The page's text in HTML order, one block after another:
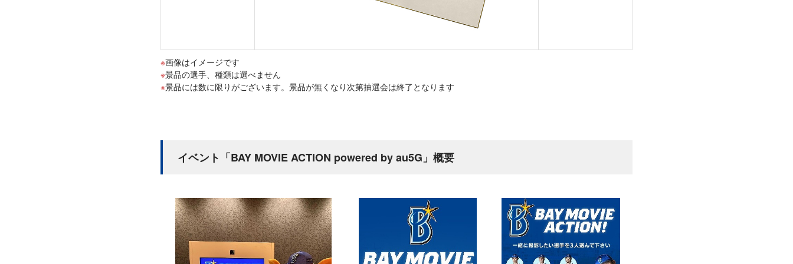
画像はイメージです
景品の選手、種類は選べません
景品には数に限りがございます。景品が無くなり次第抽選会は終了となります
イベント「BAY MOVIE ACTION powered by au5G」概要